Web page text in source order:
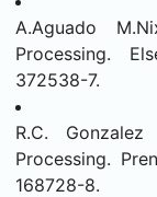
A.Aguado
Processing.
372538-7.
R.C.
Processing.
168728-8.